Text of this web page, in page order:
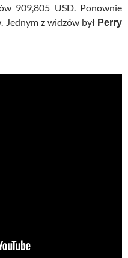
909,805 USD. Ponownie
Jednym z widzów był Perry